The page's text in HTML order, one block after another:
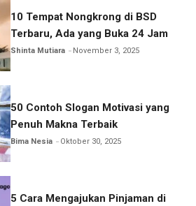
10 Tempat Nongkrong di BSD
Terbaru, Ada yang Buka 24 Jam
Shinta Mutiara November 3, 2025
50 Contoh Slogan Motivasi yang
Penuh Makna Terbaik
Bima Nesia Oktober 30, 2025
5 Cara Mengajukan Pinjaman di